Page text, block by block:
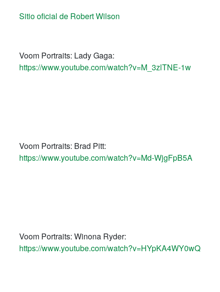
Sitio oficial de Robert Wilson
Voom Portraits: Lady Gaga:
https://www.youtube.com/watch?v=M_3zlTNE-1w
Voom Portraits: Brad Pitt:
https://www.youtube.com/watch?v=Md-WjgFpB5A
Voom Portraits: Winona Ryder:
https://www.youtube.com/watch?v=HYpKA4WY0wQ